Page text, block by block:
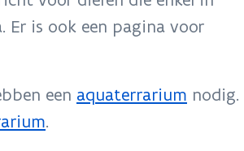
Er is ook een pagina voor
een aquaterrarium nodig.
.